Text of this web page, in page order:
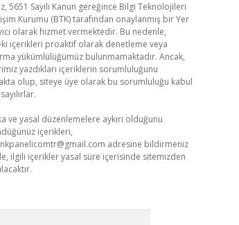
5651 Sayılı Kanun gereğince Bilgi Teknolojileri
Kurumu (BTK) tarafından onaylanmış bir Yer
olarak hizmet vermektedir. Bu nedenle,
içerikleri proaktif olarak denetleme veya
yükümlülüğümüz bulunmamaktadır. Ancak,
yazdıkları içeriklerin sorumluluğunu
olup, siteye üye olarak bu sorumluluğu kabul
ve yasal düzenlemelere aykırı olduğunu
içerikleri,
adresine bildirmeniz
ilgili içerikler yasal süre içerisinde sitemizden